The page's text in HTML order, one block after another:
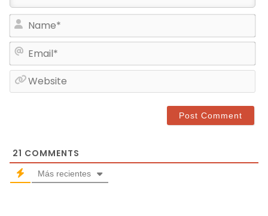
a
em
ie
e
21 COMMENTS
Más recientes